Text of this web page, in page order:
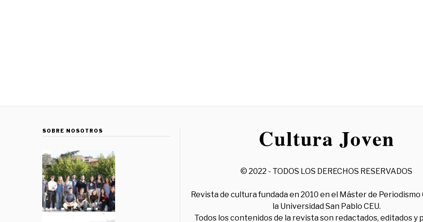
SOBRE NOSOTROS
© 2022 - TODOS LOS DERECHOS RESERVADOS
Revista de cultura fundada en 2010 en el Máster de Periodismo
la Universidad San Pablo CEU.
Todos los contenidos de la revista son redactados, editados y